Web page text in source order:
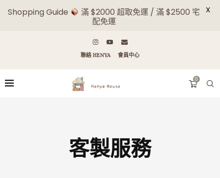
聯絡 HENYA 會員中心
0
客製服務
Shopping Guide
滿 $2000 超取免運 / 滿 $2500 宅
配免運
X